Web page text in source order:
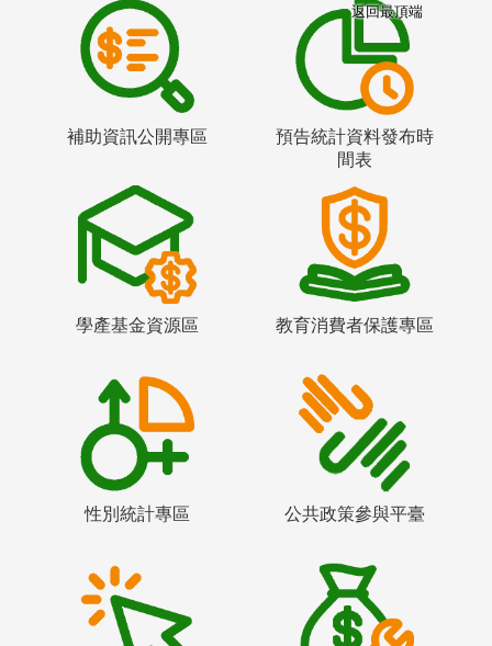
補助資訊公開專區
預告統計資料發布時
間表
學產基金資源區 教育消費者保護專區
性別統計專區 公共政策參與平臺
返回最頂端